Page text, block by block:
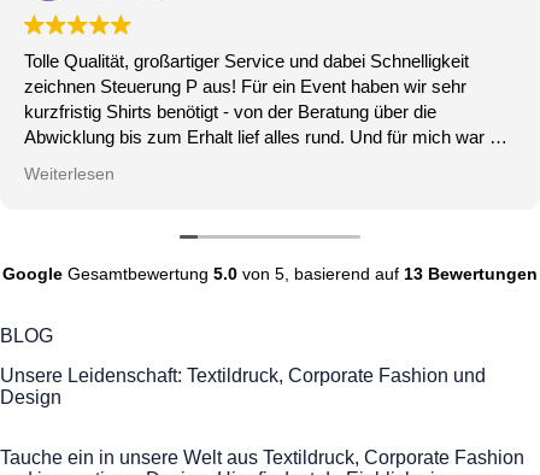
Tolle Qualität, großartiger Service und dabei Schnelligkeit
zeichnen Steuerung P aus! Für ein Event haben wir sehr
kurzfristig Shirts benötigt - von der Beratung über die
Abwicklung bis zum Erhalt lief alles rund. Und für mich war die
Weiterlesen
Google Gesamtbewertung 5.0 von 5, basierend auf 13 Bewertungen
BLOG
Unsere Leidenschaft: Textildruck, Corporate Fashion und
Design
Tauche ein in unsere Welt aus Textildruck, Corporate Fashion